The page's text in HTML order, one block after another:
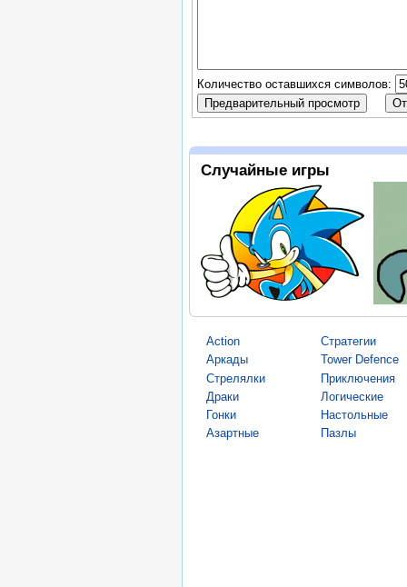
Количество оставшихся символов:
Случайные игры
Action
Аркады
Стрелялки
Драки
Гонки
Азартные
Стратегии
Tower Defence
Приключения
Логические
Настольные
Пазлы